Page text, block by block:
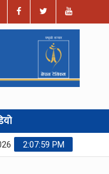
2:08:00 PM